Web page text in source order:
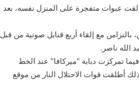
ألقت عبوات متفجرة على المنزل نفسه، بعد
مع إلقاء أربع قنابل صوتية من قبل
الله ناصر.
تمركزت دبابة “ميركافا” عند الخط
أطلقت قوات الاحتلال النار من موقع